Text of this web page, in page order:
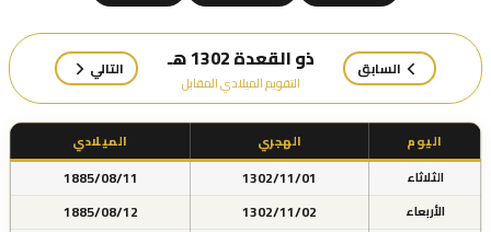
السابق ذو القعدة 1302 هـ
التقويم الميلادي المقابل
التالي
اليوم الهجري
الميلادي
الثلاثاء
1302/11/01
1885/08/11
الأربعاء 1302/11/02
1885/08/12